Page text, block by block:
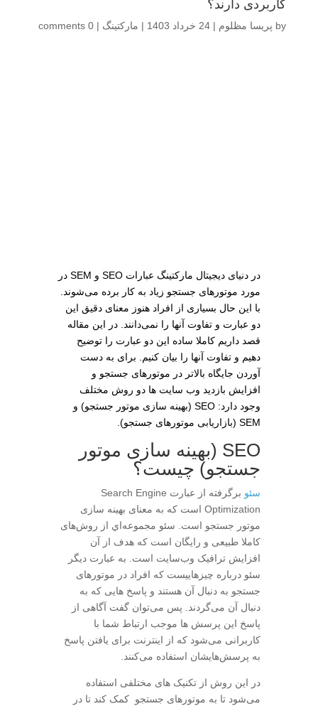
کاربردی دارند؟
by پریسا مظلوم | 24 خرداد 1403 | مارکتینگ |
0 comments
در دنیای دیجیتال مارکتینگ عبارات SEO و SEM در
مورد موتورهای جستجو زیاد به کار برده می‌شوند.
با این حال بسیاری از افراد هنوز معنای دقیق این
دو عبارت و تفاوت آنها را نمی‌دانند. در این مقاله
قصد داریم کاملا ساده این دو عبارت را توضیح
دهیم و تفاوت آنها را بیان کنیم. برای به دست
آوردن جایگاه بالاتر در موتورهای جستجو و
افزایش بازدید وب سایت ها دو روش مختلف
وجود دارد: SEO (بهینه سازی موتور جستجو) و
SEM (بازاریابی موتورهای جستجو).
SEO (بهینه سازی موتور
جستجو) چیست؟
سئو
برگرفته از عبارت Search Engine
Optimization است که به معنای بهینه سازی
موتور جستجو است. سئو مجموعه‌اي از روش‌های
کاملا طبیعی و رایگان است که هدف از آن
افزایش ترافیک وب‌سایت است. به عبارت دیگر
سئو درباره چیزهاییست که افراد در موتورهای
جستجو به دنبال آن هستند و پاسخ هایی که به
دنبال آن می‌گردند. پس می‌توان گفت آگاهی از
پاسخ این پرسش ها موجب ارتباط شما با
کاربرانی می‌شود که از اینترنت برای یافتن پاسخ
به پرسش‌هایشان استفاده می‌کنند.
در این روش از تکنیک های مختلفی استفاده
می‌شود تا به موتورهای جستجو کمک کند تا در